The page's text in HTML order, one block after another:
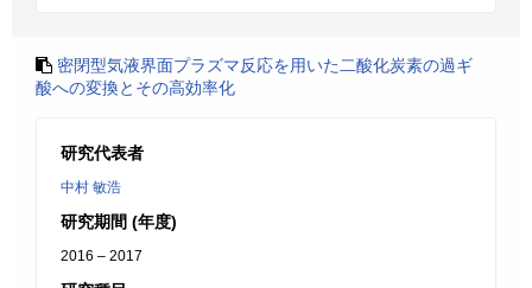
密閉型気液界面プラズマ反応を用いた二酸化炭素の過ギ
酸への変換とその高効率化
研究代表者
中村 敏浩
研究期間 (年度)
2016 – 2017